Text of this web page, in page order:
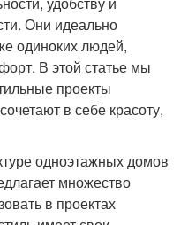
Они идеально
одиноких людей,
В этой статье мы
проекты
в себе красоту,
одноэтажных домов
множество
в проектах